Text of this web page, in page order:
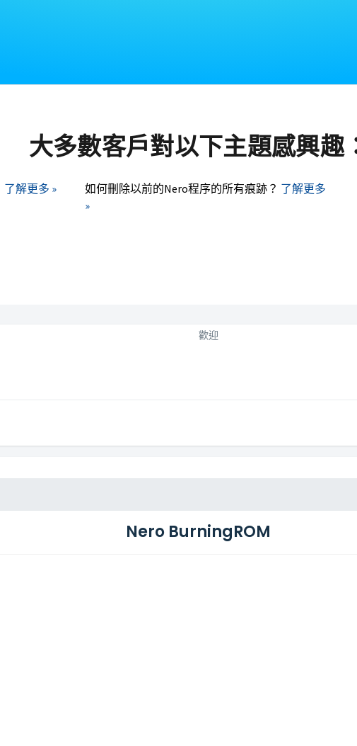
大多數客戶對以下主題感興趣
了解更多 » 如何刪除以前的Nero程序的所有痕跡？ 了解更多
»
歡迎
Nero BurningROM